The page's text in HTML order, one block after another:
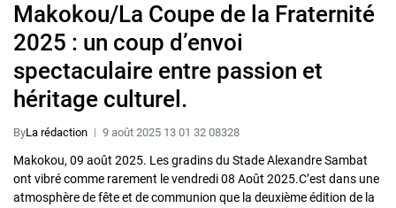
Makokou/La Coupe de la Fraternité
2025 : un coup d’envoi
spectaculaire entre passion et
héritage culturel.
ByLa rédaction 9 août 2025 13 01 32 08328
Makokou, 09 août 2025. Les gradins du Stade Alexandre Sambat
ont vibré comme rarement le vendredi 08 Août 2025.C’est dans une
atmosphère de fête et de communion que la deuxième édition de la